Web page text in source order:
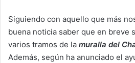
Siguiendo con aquello que más
buena noticia saber que en breve
varios tramos de la muralla del
Además, según ha anunciado el